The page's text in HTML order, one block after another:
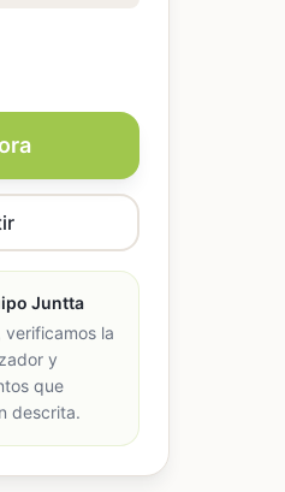
Juntta
la
y
que
descrita.